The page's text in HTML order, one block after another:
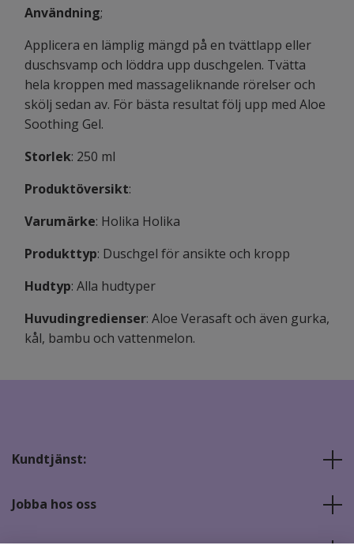
Användning;
Applicera en lämplig mängd på en tvättlapp eller
duschsvamp och löddra upp duschgelen. Tvätta
hela kroppen med massageliknande rörelser och
skölj sedan av. För bästa resultat följ upp med Aloe
Soothing Gel.
Storlek: 250 ml
Produktöversikt:
Varumärke: Holika Holika
Produkttyp: Duschgel för ansikte och kropp
Hudtyp: Alla hudtyper
Huvudingredienser: Aloe Verasaft och även gurka,
kål, bambu och vattenmelon.
Kundtjänst:
Jobba hos oss